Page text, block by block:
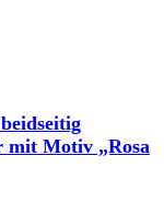
mit Motiv „Rosa